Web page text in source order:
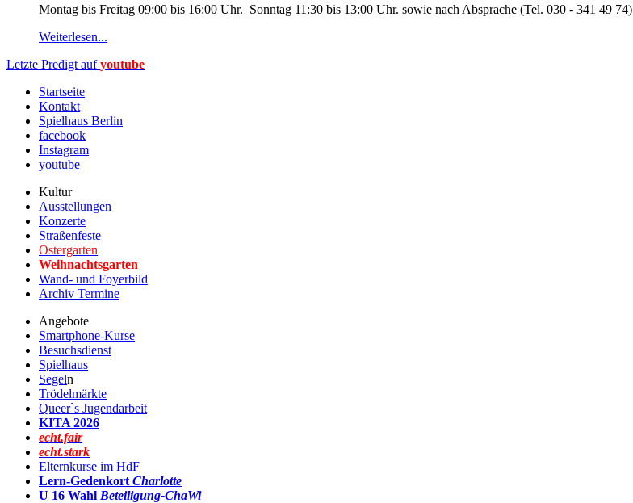
Montag bis Freitag 09:00 bis 16:00 Uhr. Sonntag 11:30 bis 13:00 Uhr. sowie nach Absprache (Tel. 030 - 341 49 74)
Weiterlesen...
Letzte Predigt auf youtube
Startseite
Kontakt
Spielhaus Berlin
facebook
Instagram
youtube
Kultur
Ausstellungen
Konzerte
Straßenfeste
Ostergarten
Weihnachtsgarten
Wand- und Foyerbild
Archiv Termine
Angebote
Smartphone-Kurse
Besuchsdienst
Spielhaus
Segeln
Trödelmärkte
Queer`s Jugendarbeit
KITA 2026
echt.fair
echt.stark
Elternkurse im HdF
Lern-Gedenkort Charlotte
U 16 Wahl Beteiligung-ChaWi